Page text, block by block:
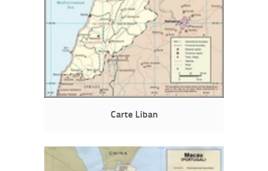
Carte Liban